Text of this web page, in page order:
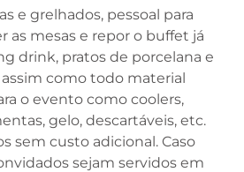
e grelhados, pessoal para
as mesas e repor o buffet já
drink, pratos de porcelana e
como todo material
o evento como coolers,
gelo, descartáveis, etc.
sem custo adicional. Caso
sejam servidos em